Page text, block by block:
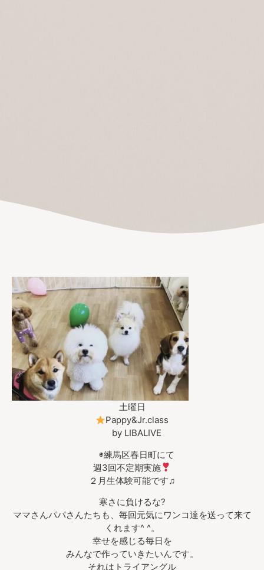
土曜日
Pappy&Jr.class
by LIBALIVE
◉練馬区春日町にて
週3回不定期実施
２月生体験可能です♫
寒さに負けるな?
ママさんパパさんたちも、毎回元気にワンコ達を送って来て
くれます^ ^。
幸せを感じる毎日を
みんなで作っていきたいんです。
それはトライアングル